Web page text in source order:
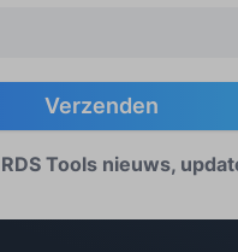
Tools nieuws,